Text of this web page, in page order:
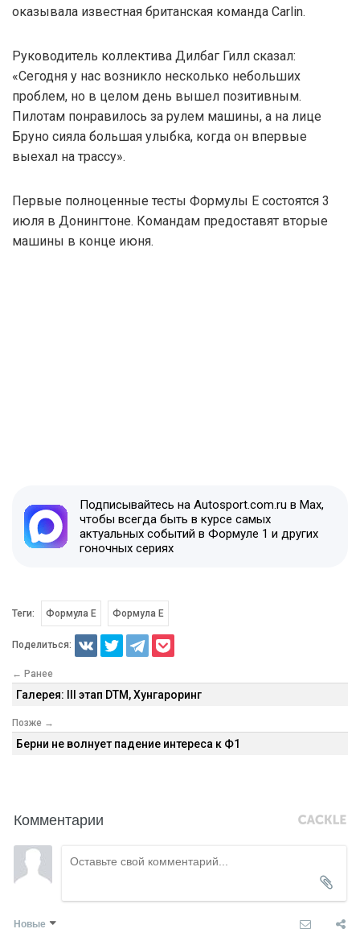
оказывала известная британская команда Carlin.
Руководитель коллектива Дилбаг Гилл сказал:
«Сегодня у нас возникло несколько небольших
проблем, но в целом день вышел позитивным.
Пилотам понравилось за рулем машины, а на лице
Бруно сияла большая улыбка, когда он впервые
выехал на трассу».
Первые полноценные тесты Формулы Е состоятся 3
июля в Донингтоне. Командам предоставят вторые
машины в конце июня.
Подписывайтесь на Autosport.com.ru в Max,
чтобы всегда быть в курсе самых
актуальных событий в Формуле 1 и других
гоночных сериях
Теги: Формула E Формула Е
Поделиться:
← Ранее
Галерея: III этап DTM, Хунгароринг
Позже →
Берни не волнует падение интереса к Ф1
Комментарии
Новые